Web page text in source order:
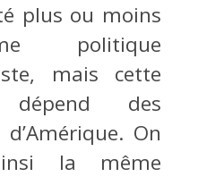
plus ou moins
politique
mais cette
des
On
la même